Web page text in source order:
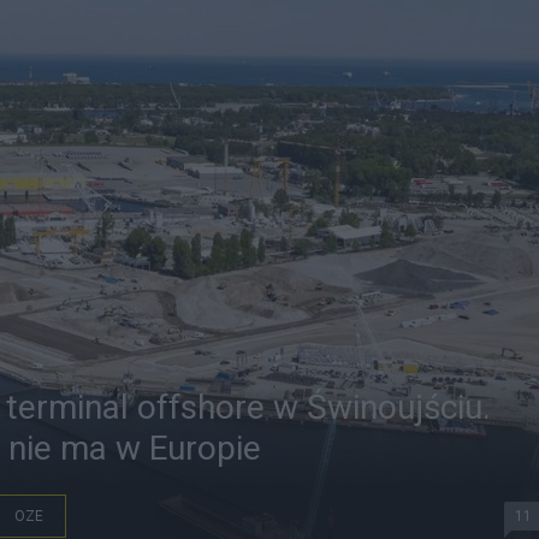
offshore w Świnoujściu.
ma w Europie
OZE 11